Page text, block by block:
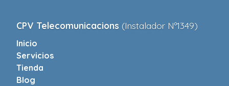
CPV Telecomunicacions (Instalador Nº1349)
Inicio
Servicios
Tienda
Blog